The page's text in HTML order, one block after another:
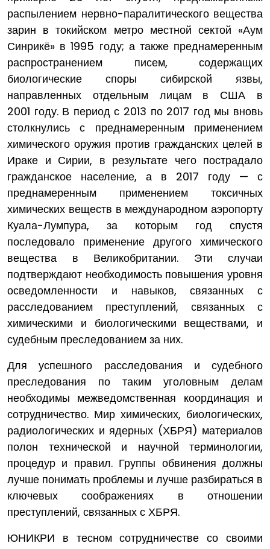
распылением нервно-паралитического вещества
зарин в токийском метро местной сектой «Аум
Синрикё» в 1995 году; а также преднамеренным
распространением писем, содержащих
биологические споры сибирской язвы,
направленных отдельным лицам в США в
2001 году. В период с 2013 по 2017 год мы вновь
столкнулись с преднамеренным применением
химического оружия против гражданских целей в
Ираке и Сирии, в результате чего пострадало
гражданское население, а в 2017 году — с
преднамеренным применением токсичных
химических веществ в международном аэропорту
Куала-Лумпура, за которым год спустя
последовало применение другого химического
вещества в Великобритании. Эти случаи
подтверждают необходимость повышения уровня
осведомленности и навыков, связанных с
расследованием преступлений, связанных с
химическими и биологическими веществами, и
судебным преследованием за них.
Для успешного расследования и судебного
преследования по таким уголовным делам
необходимы межведомственная координация и
сотрудничество. Мир химических, биологических,
радиологических и ядерных (ХБРЯ) материалов
полон технической и научной терминологии,
процедур и правил. Группы обвинения должны
лучше понимать проблемы и лучше разбираться в
ключевых соображениях в отношении
преступлений, связанных с ХБРЯ.
ЮНИКРИ в тесном сотрудничестве со своими